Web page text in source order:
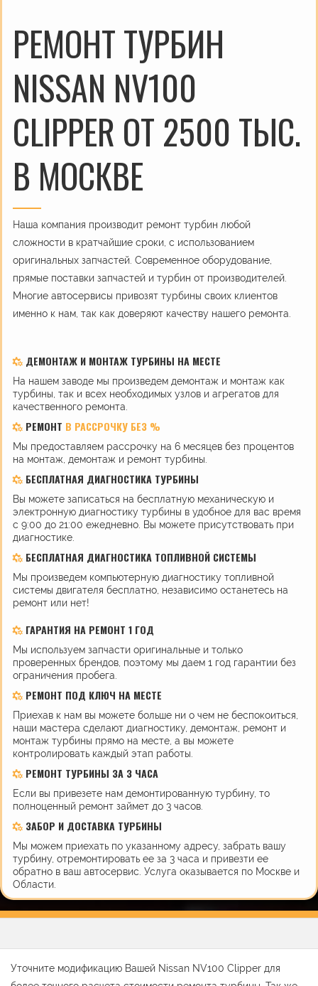
РЕМОНТ ТУРБИН
NISSAN NV100
CLIPPER ОТ 2500 ТЫС.
В МОСКВЕ
Наша компания производит ремонт турбин любой
сложности в кратчайшие сроки, с использованием
оригинальных запчастей. Современное оборудование,
прямые поставки запчастей и турбин от производителей.
Многие автосервисы привозят турбины своих клиентов
именно к нам, так как доверяют качеству нашего ремонта.
ДЕМОНТАЖ И МОНТАЖ ТУРБИНЫ НА МЕСТЕ
На нашем заводе мы произведем демонтаж и монтаж как
турбины, так и всех необходимых узлов и агрегатов для
качественного ремонта.
РЕМОНТ В РАССРОЧКУ БЕЗ %
Мы предоставляем рассрочку на 6 месяцев без процентов
на монтаж, демонтаж и ремонт турбины.
БЕСПЛАТНАЯ ДИАГНОСТИКА ТУРБИНЫ
Вы можете записаться на бесплатную механическую и
электронную диагностику турбины в удобное для вас время
с 9:00 до 21:00 ежедневно. Вы можете присутствовать при
диагностике.
БЕСПЛАТНАЯ ДИАГНОСТИКА ТОПЛИВНОЙ СИСТЕМЫ
Мы произведем компьютерную диагностику топливной
системы двигателя бесплатно, независимо останетесь на
ремонт или нет!
ГАРАНТИЯ НА РЕМОНТ 1 ГОД
Мы используем запчасти оригинальные и только
проверенных брендов, поэтому мы даем 1 год гарантии без
ограничения пробега.
РЕМОНТ ПОД КЛЮЧ НА МЕСТЕ
Приехав к нам вы можете больше ни о чем не беспокоиться,
наши мастера сделают диагностику, демонтаж, ремонт и
монтаж турбины прямо на месте, а вы можете
контролировать каждый этап работы.
РЕМОНТ ТУРБИНЫ ЗА 3 ЧАСА
Если вы привезете нам демонтированную турбину, то
полноценный ремонт займет до 3 часов.
ЗАБОР И ДОСТАВКА ТУРБИНЫ
Мы можем приехать по указанному адресу, забрать вашу
турбину, отремонтировать ее за 3 часа и привезти ее
обратно в ваш автосервис. Услуга оказывается по Москве и
Области.
Уточните модификацию Вашей Nissan NV100 Clipper для